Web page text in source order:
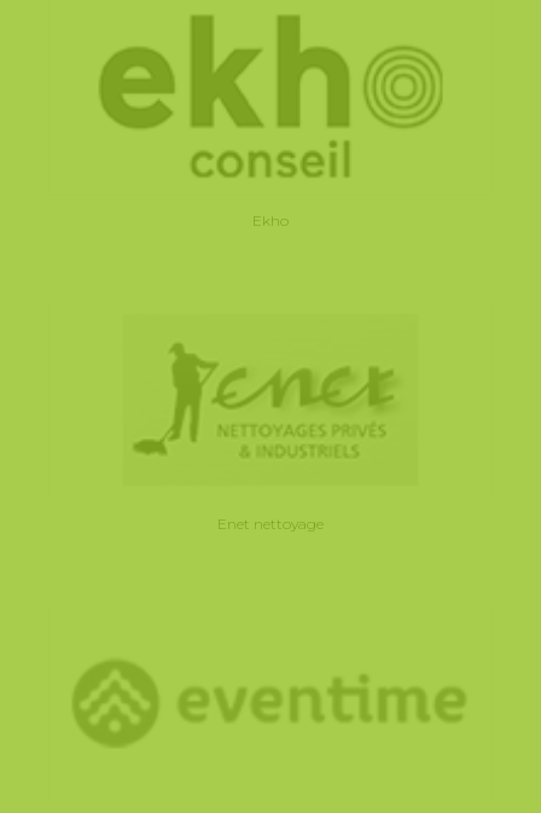
Ekho
Enet nettoyage